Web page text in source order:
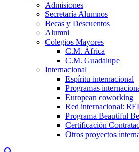
Admisiones
Secretaría Alumnos
Becas y Descuentos
Alumni
Colegios Mayores
C.M. África
C.M. Guadalupe
Internacional
Espíritu internacional
Programas
European coworking
Red internacional:
Programa Beautiful
Certificación
Otros proyectos